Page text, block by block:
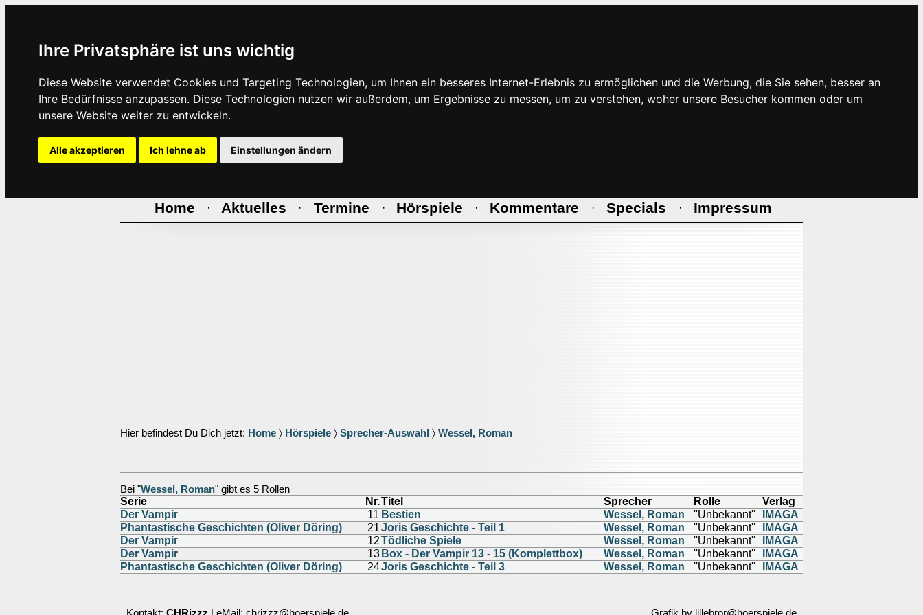
Ihre Privatsphäre ist uns wichtig
Diese Website verwendet Cookies und Targeting Technologien, um Ihnen ein besseres Internet-Erlebnis zu ermöglichen und die Werbung, die Sie sehen, besser an
Ihre Bedürfnisse anzupassen. Diese Technologien nutzen wir außerdem, um Ergebnisse zu messen, um zu verstehen, woher unsere Besucher kommen oder um
unsere Website weiter zu entwickeln.
Alle akzeptieren Ich lehne ab Einstellungen ändern
Home · Aktuelles · Termine · Hörspiele · Kommentare · Specials · Impressum
Hier befindest Du Dich jetzt: Home 〉 Hörspiele 〉 Sprecher-Auswahl 〉 Wessel, Roman
Bei "Wessel, Roman" gibt es 5 Rollen
Serie Nr.Titel Sprecher Rolle
Verlag
Der Vampir
11 Bestien Wessel, Roman ''Unbekannt''
IMAGA
Phantastische Geschichten (Oliver Döring)
21Joris Geschichte - Teil 1 Wessel, Roman ''Unbekannt''
IMAGA
Der Vampir
12Tödliche Spiele Wessel, Roman ''Unbekannt''
IMAGA
Der Vampir
13 Box - Der Vampir 13 - 15 (Komplettbox) Wessel, Roman ''Unbekannt''
IMAGA
Phantastische Geschichten (Oliver Döring)
24Joris Geschichte - Teil 3 Wessel, Roman ''Unbekannt'' IMAGA